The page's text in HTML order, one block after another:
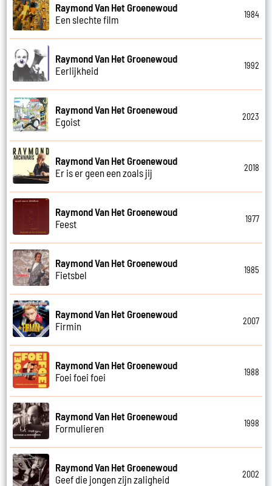
Raymond Van Het Groenewoud
Een slechte film
1984
Raymond Van Het Groenewoud
Eerlijkheid
1992
Raymond Van Het Groenewoud
Egoist
2023
Raymond Van Het Groenewoud
Er is er geen een zoals jij
2018
Raymond Van Het Groenewoud
Feest
1977
Raymond Van Het Groenewoud
Fietsbel
1985
Raymond Van Het Groenewoud
Firmin
2007
Raymond Van Het Groenewoud
Foei foei foei
1988
Raymond Van Het Groenewoud
Formulieren
1998
Raymond Van Het Groenewoud
Geef die jongen zijn zaligheid
2002